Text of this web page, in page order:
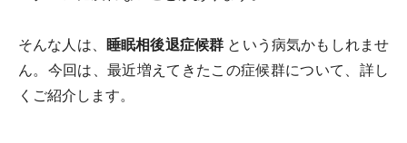
そんな人は、 睡眠相後退症候群 という病気かもしれませ
ん。今回は、最近増えてきたこの症候群について、詳し
くご紹介します。